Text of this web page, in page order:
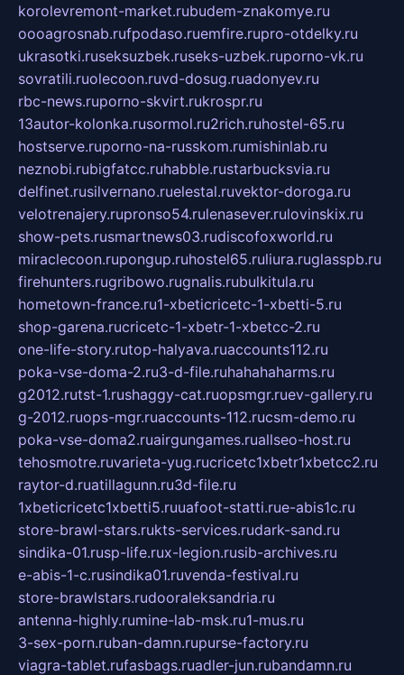
korolevremont-market.rubudem-znakomye.ru
oooagrosnab.rufpodaso.ruemfire.rupro-otdelky.ru
ukrasotki.ruseksuzbek.ruseks-uzbek.ruporno-vk.ru
sovratili.ruolecoon.ruvd-dosug.ruadonyev.ru
rbc-news.ruporno-skvirt.rukrospr.ru
13autor-kolonka.rusormol.ru2rich.ruhostel-65.ru
hostserve.ruporno-na-russkom.rumishinlab.ru
neznobi.rubigfatcc.ruhabble.rustarbucksvia.ru
delfinet.rusilvernano.ruelestal.ruvektor-doroga.ru
velotrenajery.rupronso54.rulenasever.rulovinskix.ru
show-pets.rusmartnews03.rudiscofoxworld.ru
miraclecoon.rupongup.ruhostel65.ruliura.ruglasspb.ru
firehunters.rugribowo.rugnalis.rubulkitula.ru
hometown-france.ru1-xbeticricetc-1-xbetti-5.ru
shop-garena.rucricetc-1-xbetr-1-xbetcc-2.ru
one-life-story.rutop-halyava.ruaccounts112.ru
poka-vse-doma-2.ru3-d-file.ruhahahaharms.ru
g2012.rutst-1.rushaggy-cat.ruopsmgr.ruev-gallery.ru
g-2012.ruops-mgr.ruaccounts-112.rucsm-demo.ru
poka-vse-doma2.ruairgungames.ruallseo-host.ru
tehosmotre.ruvarieta-yug.rucricetc1xbetr1xbetcc2.ru
raytor-d.ruatillagunn.ru3d-file.ru
1xbeticricetc1xbetti5.ruuafoot-statti.rue-abis1c.ru
store-brawl-stars.rukts-services.rudark-sand.ru
sindika-01.rusp-life.rux-legion.rusib-archives.ru
e-abis-1-c.rusindika01.ruvenda-festival.ru
store-brawlstars.rudooraleksandria.ru
antenna-highly.rumine-lab-msk.ru1-mus.ru
3-sex-porn.ruban-damn.rupurse-factory.ru
viagra-tablet.rufasbags.ruadler-jun.rubandamn.ru